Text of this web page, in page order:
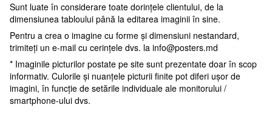
Sunt luate în considerare toate dorințele clientului, de la
dimensiunea tabloului până la editarea imaginii în sine.
Pentru a crea o imagine cu forme și dimensiuni nestandard,
trimiteți un e-mail cu cerințele dvs. la info@posters.md
* Imaginile picturilor postate pe site sunt prezentate doar în scop
informativ. Culorile și nuanțele picturii finite pot diferi ușor de
imagini, în funcție de setările individuale ale monitorului /
smartphone-ului dvs.